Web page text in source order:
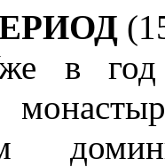
в год